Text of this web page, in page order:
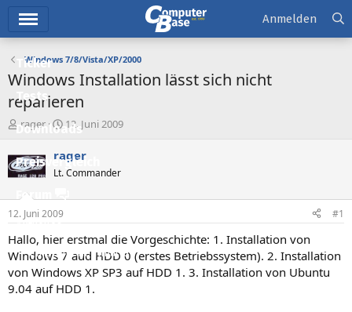
Ticker
Tests
Downloads
Preisvergleich
Forum
Aktuelles
Empfohlene Inhalte
Neue Beiträge
Anmelden
Windows 7/8/Vista/XP/2000
Windows Installation lässt sich nicht
reparieren
E
r
s
t
e
e
r
rager
E
r
s
t
e
t
a
m
12. Juni 2009
rager
Lt. Commander
12. Juni 2009 #1
Hallo, hier erstmal die Vorgeschichte: 1. Installation von
Windows 7 aud HDD 0 (erstes Betriebssystem). 2. Installation
von Windows XP SP3 auf HDD 1. 3. Installation von Ubuntu
9.04 auf HDD 1.